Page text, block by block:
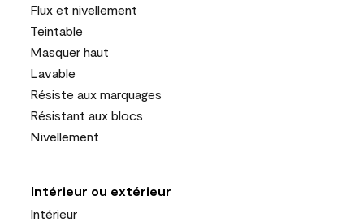
Flux et nivellement
Teintable
Masquer haut
Lavable
Résiste aux marquages
Résistant aux blocs
Nivellement
Intérieur ou extérieur
Intérieur